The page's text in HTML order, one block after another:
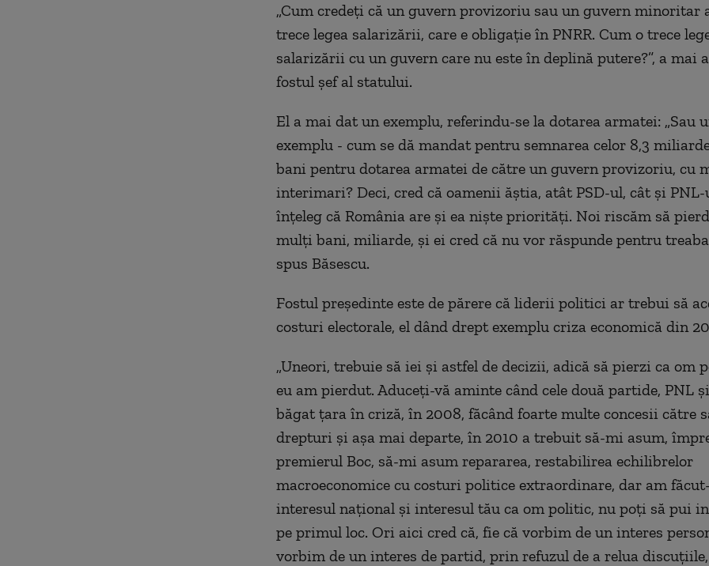
„Cum credeţi că un guvern provizoriu sau un guvern minoritar
trece legea salarizării, care e obligaţie în PNRR. Cum o trece
salarizării cu un guvern care nu este în deplină putere?”, a mai
fostul șef al statului.
El a mai dat un exemplu, referindu-se la dotarea armatei: „Sau
exemplu - cum se dă mandat pentru semnarea celor 8,3
bani pentru dotarea armatei de către un guvern provizoriu, cu
interimari? Deci, cred că oamenii ăştia, atât PSD-ul, cât şi PNL-
înţeleg că România are şi ea nişte priorităţi. Noi riscăm să
mulţi bani, miliarde, şi ei cred că nu vor răspunde pentru treaba
spus Băsescu.
Fostul preşedinte este de părere că liderii politici ar trebui să
costuri electorale, el dând drept exemplu criza economică din
„Uneori, trebuie să iei şi astfel de decizii, adică să pierzi ca om
eu am pierdut. Aduceţi-vă aminte când cele două partide, PNL
băgat ţara în criză, în 2008, făcând foarte multe concesii către
drepturi şi aşa mai departe, în 2010 a trebuit să-mi asum,
premierul Boc, să-mi asum repararea, restabilirea echilibrelor
macroeconomice cu costuri politice extraordinare, dar am
interesul naţional şi interesul tău ca om politic, nu poţi să pui
pe primul loc. Ori aici cred că, fie că vorbim de un interes
vorbim de un interes de partid, prin refuzul de a relua